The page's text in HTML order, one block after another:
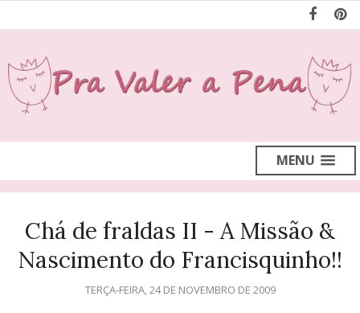
MENU
Chá de fraldas II - A Missão &
Nascimento do Francisquinho!!
TERÇA-FEIRA, 24 DE NOVEMBRO DE 2009